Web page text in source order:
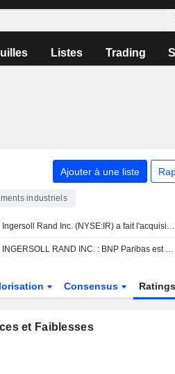
Listes Trading
Ajouter à une liste
industriels
Ingersoll Rand Inc. (NYSE:IR) a fait l'acquisition de Lone Star Blower, Inc.
INGERSOLL RAND INC. : BNP Paribas est neutre sur le titre
Consensus Ratings
et Faiblesses